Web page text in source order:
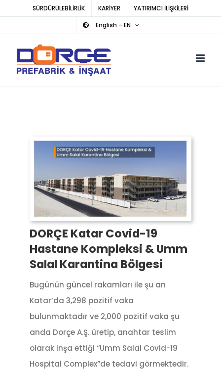
SÜRDÜRÜLEBİLİRLİK KARİYER
YATIRIMCI İLİŞKİLERİ
English – EN
DORÇE Katar Covid-19
Hastane Kompleksi & Umm
Salal Karantina Bölgesi
Bugünün güncel rakamları ile şu an
Katar’da 3,298 pozitif vaka
bulunmaktadır ve 2,000 pozitif vaka şu
anda Dorçe A.Ş. üretip, anahtar teslim
olarak inşa ettiği “Umm Salal Covid-19
Hospital Complex”de tedavi görmektedir.